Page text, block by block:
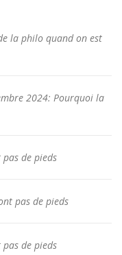
la philo quand on est
2024: Pourquoi la
pas de pieds
pas de pieds
pas de pieds